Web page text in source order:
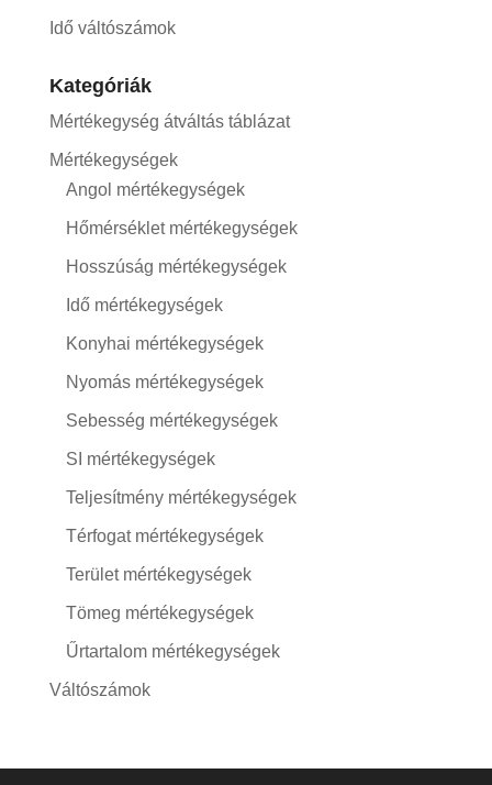
Idő váltószámok
Kategóriák
Mértékegység átváltás táblázat
Mértékegységek
Angol mértékegységek
Hőmérséklet mértékegységek
Hosszúság mértékegységek
Idő mértékegységek
Konyhai mértékegységek
Nyomás mértékegységek
Sebesség mértékegységek
SI mértékegységek
Teljesítmény mértékegységek
Térfogat mértékegységek
Terület mértékegységek
Tömeg mértékegységek
Űrtartalom mértékegységek
Váltószámok